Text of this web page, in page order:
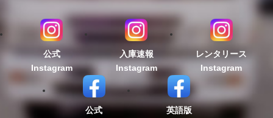
公式
Instagram
入庫速報
Instagram
レンタリース
Instagram
公式
英語版